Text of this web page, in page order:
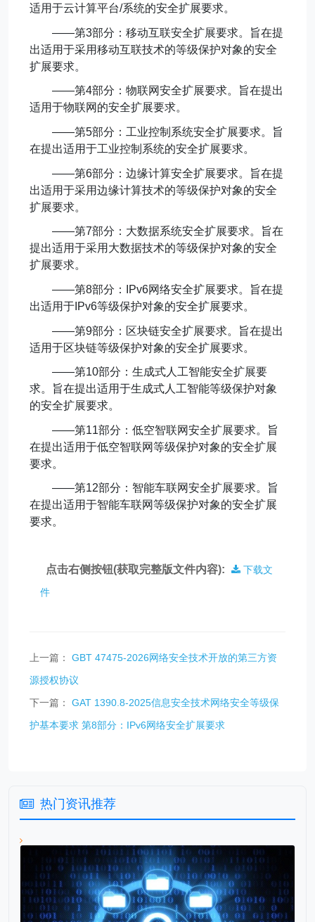
适用于云计算平台/系统的安全扩展要求。
——第3部分：移动互联安全扩展要求。旨在提
出适用于采用移动互联技术的等级保护对象的安全
扩展要求。
——第4部分：物联网安全扩展要求。旨在提出
适用于物联网的安全扩展要求。
——第5部分：工业控制系统安全扩展要求。旨
在提出适用于工业控制系统的安全扩展要求。
——第6部分：边缘计算安全扩展要求。旨在提
出适用于采用边缘计算技术的等级保护对象的安全
扩展要求。
——第7部分：大数据系统安全扩展要求。旨在
提出适用于采用大数据技术的等级保护对象的安全
扩展要求。
——第8部分： IPv6网络安全扩展要求。旨在提
出适用于 IPv6等级保护对象的安全扩展要求。
——第9部分：区块链安全扩展要求。旨在提出
适用于区块链等级保护对象的安全扩展要求。
——第10部分：生成式人工智能安全扩展要
求。旨在提出适用于生成式人工智能等级保护对象
的安全扩展要求。
——第11部分：低空智联网安全扩展要求。旨
在提出适用于低空智联网等级保护对象的安全扩展
要求。
——第12部分：智能车联网安全扩展要求。旨
在提出适用于智能车联网等级保护对象的安全扩展
要求。
点击右侧按钮(获取完整版文件内容):
下载文
件
上一篇：
GBT 47475-2026网络安全技术开放的第三方资
源授权协议
下一篇：
GAT 1390.8-2025信息安全技术网络安全等级保
护基本要求 第8部分：IPv6网络安全扩展要求
热门资讯推荐